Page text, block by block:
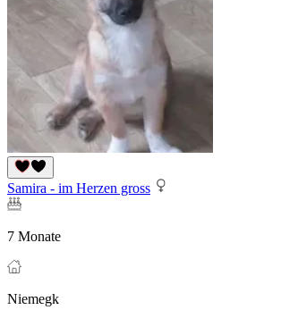
Samira - im Herzen gross
7 Monate
Niemegk